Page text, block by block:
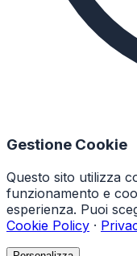
Gestione Cookie
Questo sito utilizza
funzionamento e
esperienza. Puoi
Cookie Policy ·